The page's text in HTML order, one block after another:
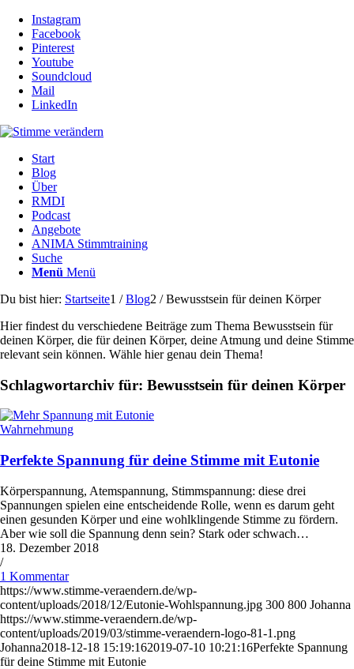
Instagram
Facebook
Pinterest
Youtube
Soundcloud
Mail
LinkedIn
Start
Blog
Über
RMDI
Podcast
Angebote
ANIMA Stimmtraining
Suche
Menü Menü
Du bist hier: Startseite1 / Blog2 / Bewusstsein für deinen Körper
Hier findest du verschiedene Beiträge zum Thema Bewusstsein für
deinen Körper, die für deinen Körper, deine Atmung und deine Stimme
relevant sein können. Wähle hier genau dein Thema!
Schlagwortarchiv für: Bewusstsein für deinen Körper
Wahrnehmung
Perfekte Spannung für deine Stimme mit Eutonie
Körperspannung, Atemspannung, Stimmspannung: diese drei
Spannungen spielen eine entscheidende Rolle, wenn es darum geht
einen gesunden Körper und eine wohlklingende Stimme zu fördern.
Aber wie soll die Spannung denn sein? Stark oder schwach…
18. Dezember 2018
/
1 Kommentar
https://www.stimme-veraendern.de/wp-
content/uploads/2018/12/Eutonie-Wohlspannung.jpg 300 800 Johanna
https://www.stimme-veraendern.de/wp-
content/uploads/2019/03/stimme-veraendern-logo-81-1.png
Johanna2018-12-18 15:19:162019-07-10 10:21:16Perfekte Spannung
für deine Stimme mit Eutonie